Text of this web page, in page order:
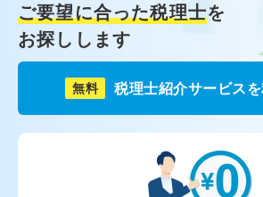
ご要望に合った税理士を
お探しします
無料 税理士紹介サービス